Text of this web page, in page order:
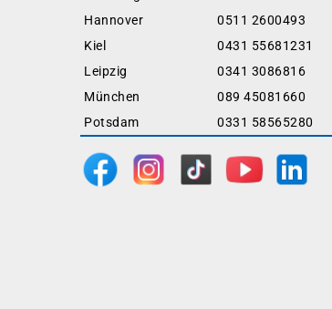
Hannover
0511 2600493
Kiel
0431 55681231
Leipzig
0341 3086816
München
089 45081660
Potsdam
0331 58565280